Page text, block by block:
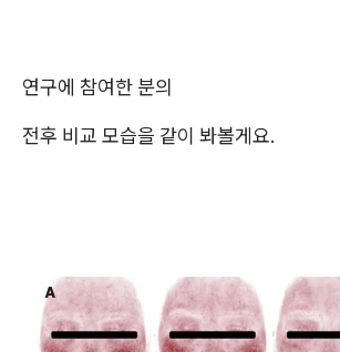
연구에 참여한 분의
전후 비교 모습을 같이 봐볼게요.